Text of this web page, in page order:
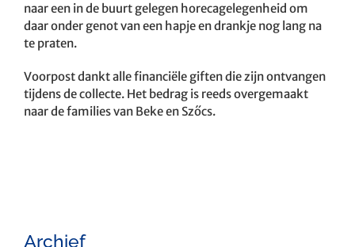
naar een in de buurt gelegen horecagelegenheid om
daar onder genot van een hapje en drankje nog lang na
te praten.
Voorpost dankt alle financiële giften die zijn ontvangen
tijdens de collecte. Het bedrag is reeds overgemaakt
naar de families van Beke en Szőcs.
Archief